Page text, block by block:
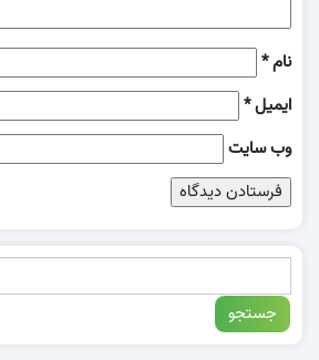
نام*
ایمیل*
وب‌ سایت